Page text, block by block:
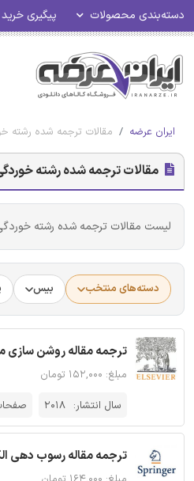
دسته‌بندی محصولات پیگیری خرید
ایران عرضه مقالات ترجمه شده
مقالات ترجمه شده رشته
لیست مقالات ترجمه شده رشته
دسته‌های منتخب بیس
ترجمه مقاله روشن سازی
مبلغ: ۱۵۲,۰۰۰ تومان
سال انتشار: 2018
ترجمه مقاله رسوب دهی